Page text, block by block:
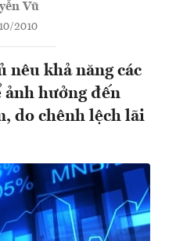
Vũ
2010
nêu khả năng các
ảnh hưởng đến
do chênh lệch lãi